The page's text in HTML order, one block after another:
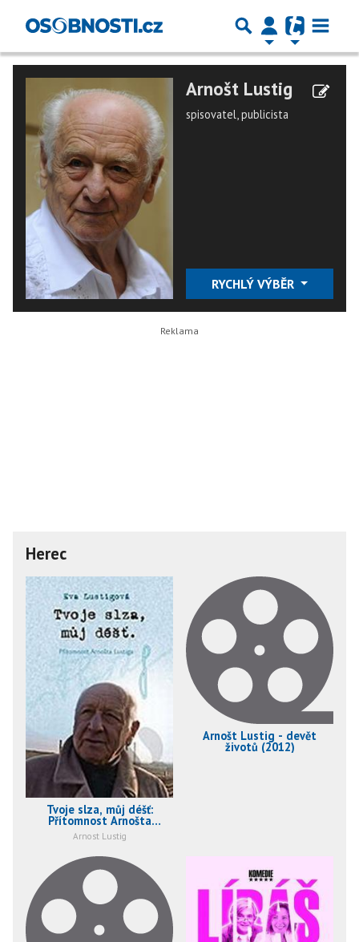
Arnošt Lustig
spisovatel, publicista
RYCHLÝ VÝBĚR
Herec
Tvoje slza, můj déšť:
Přítomnost Arnošta
Lustiga (2013)
Arnost Lustig
Arnošt Lustig - devět
životů (2012)